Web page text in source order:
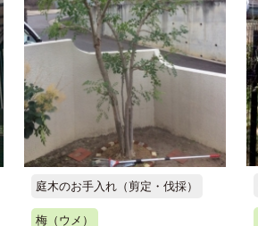
庭木のお手入れ（剪定・伐採）
梅（ウメ）